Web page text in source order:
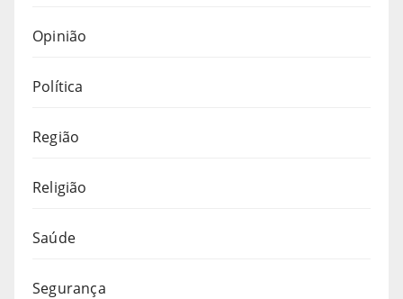
Opinião
Política
Região
Religião
Saúde
Segurança